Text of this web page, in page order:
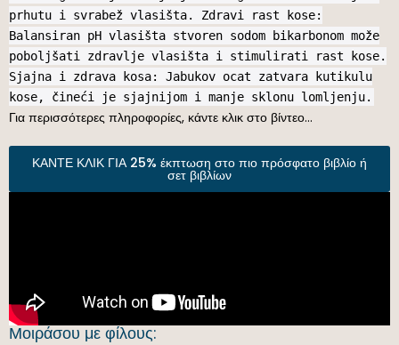
prhutu i svrabež vlasišta. Zdravi rast kose:
Balansiran pH vlasišta stvoren sodom bikarbonom može
poboljšati zdravlje vlasišta i stimulirati rast kose.
Sjajna i zdrava kosa: Jabukov ocat zatvara kutikulu
kose, čineći je sjajnijom i manje sklonu lomljenju.
Για περισσότερες πληροφορίες, κάντε κλικ στο βίντεο…
ΚΑΝΤΕ ΚΛΙΚ ΓΙΑ 25% έκπτωση στο πιο πρόσφατο βιβλίο ή
σετ βιβλίων
Μοιράσου με φίλους: